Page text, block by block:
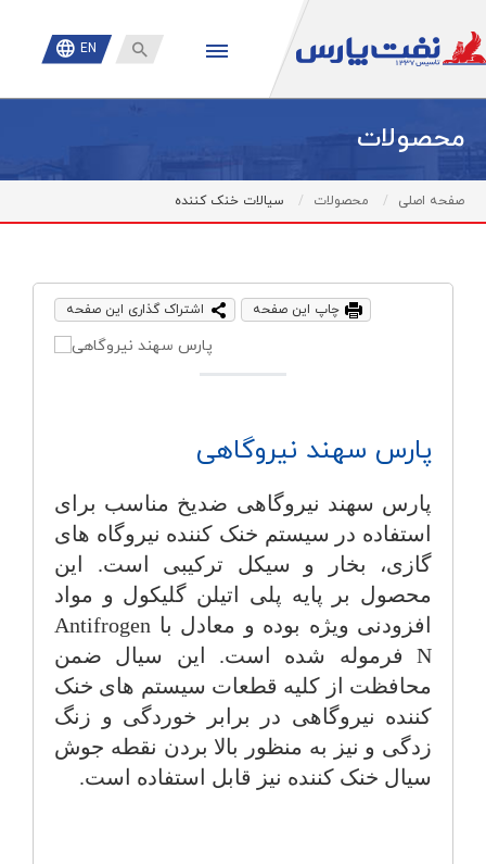
 EN
محصولات
صفحه اصلی محصولات سیالات خنک کننده
اشتراک گذاری این صفحه چاپ این صفحه
پارس سهند نیروگاهی
پارس سهند نیروگاهی ضديخ مناسب برای
استفاده در سیستم خنک کننده نیروگاه های
گازی، بخار و سیکل ترکیبی است. این
محصول بر پایه پلی اتیلن گلیکول و مواد
افزودنی ویژه بوده و معادل با Antifrogen
N فرموله شده است. این سیال ضمن
محافظت از کلیه قطعات سیستم های خنک
کننده نیروگاهی در برابر خوردگی و زنگ
زدگی و نیز به منظور بالا بردن نقطه جوش
سیال خنک کننده نیز قابل استفاده است.